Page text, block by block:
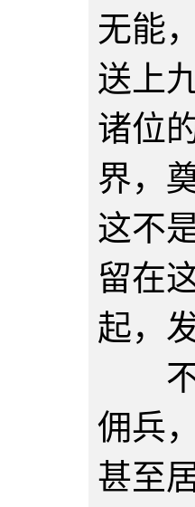
无能
送上
诸位
界，
这不
留在
起，
不
佣兵
甚至